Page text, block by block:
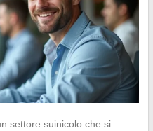
settore suinicolo che si